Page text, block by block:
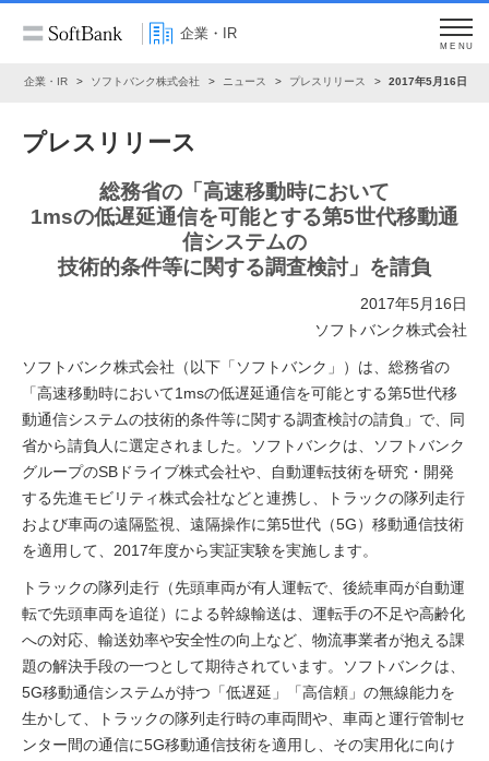
企業・IR
MENU
企業・IR ソフトバンク株式会社 ニュース プレスリリース 2017年5月16日
プレスリリース
総務省の「高速移動時において
1msの低遅延通信を可能とする第5世代移動通
信システムの
技術的条件等に関する調査検討」を請負
2017年5月16日
ソフトバンク株式会社
ソフトバンク株式会社（以下「ソフトバンク」）は、総務省の
「高速移動時において1msの低遅延通信を可能とする第5世代移
動通信システムの技術的条件等に関する調査検討の請負」で、同
省から請負人に選定されました。ソフトバンクは、ソフトバンク
グループのSBドライブ株式会社や、自動運転技術を研究・開発
する先進モビリティ株式会社などと連携し、トラックの隊列走行
および車両の遠隔監視、遠隔操作に第5世代（5G）移動通信技術
を適用して、2017年度から実証実験を実施します。
トラックの隊列走行（先頭車両が有人運転で、後続車両が自動運
転で先頭車両を追従）による幹線輸送は、運転手の不足や高齢化
への対応、輸送効率や安全性の向上など、物流事業者が抱える課
題の解決手段の一つとして期待されています。ソフトバンクは、
5G移動通信システムが持つ「低遅延」「高信頼」の無線能力を
生かして、トラックの隊列走行時の車両間や、車両と運行管制セ
ンター間の通信に5G移動通信技術を適用し、その実用化に向け